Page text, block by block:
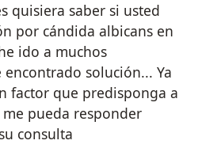
quisiera saber si usted
por cándida albicans en
ido a muchos
solución... Ya
factor que predisponga a
pueda responder
consulta